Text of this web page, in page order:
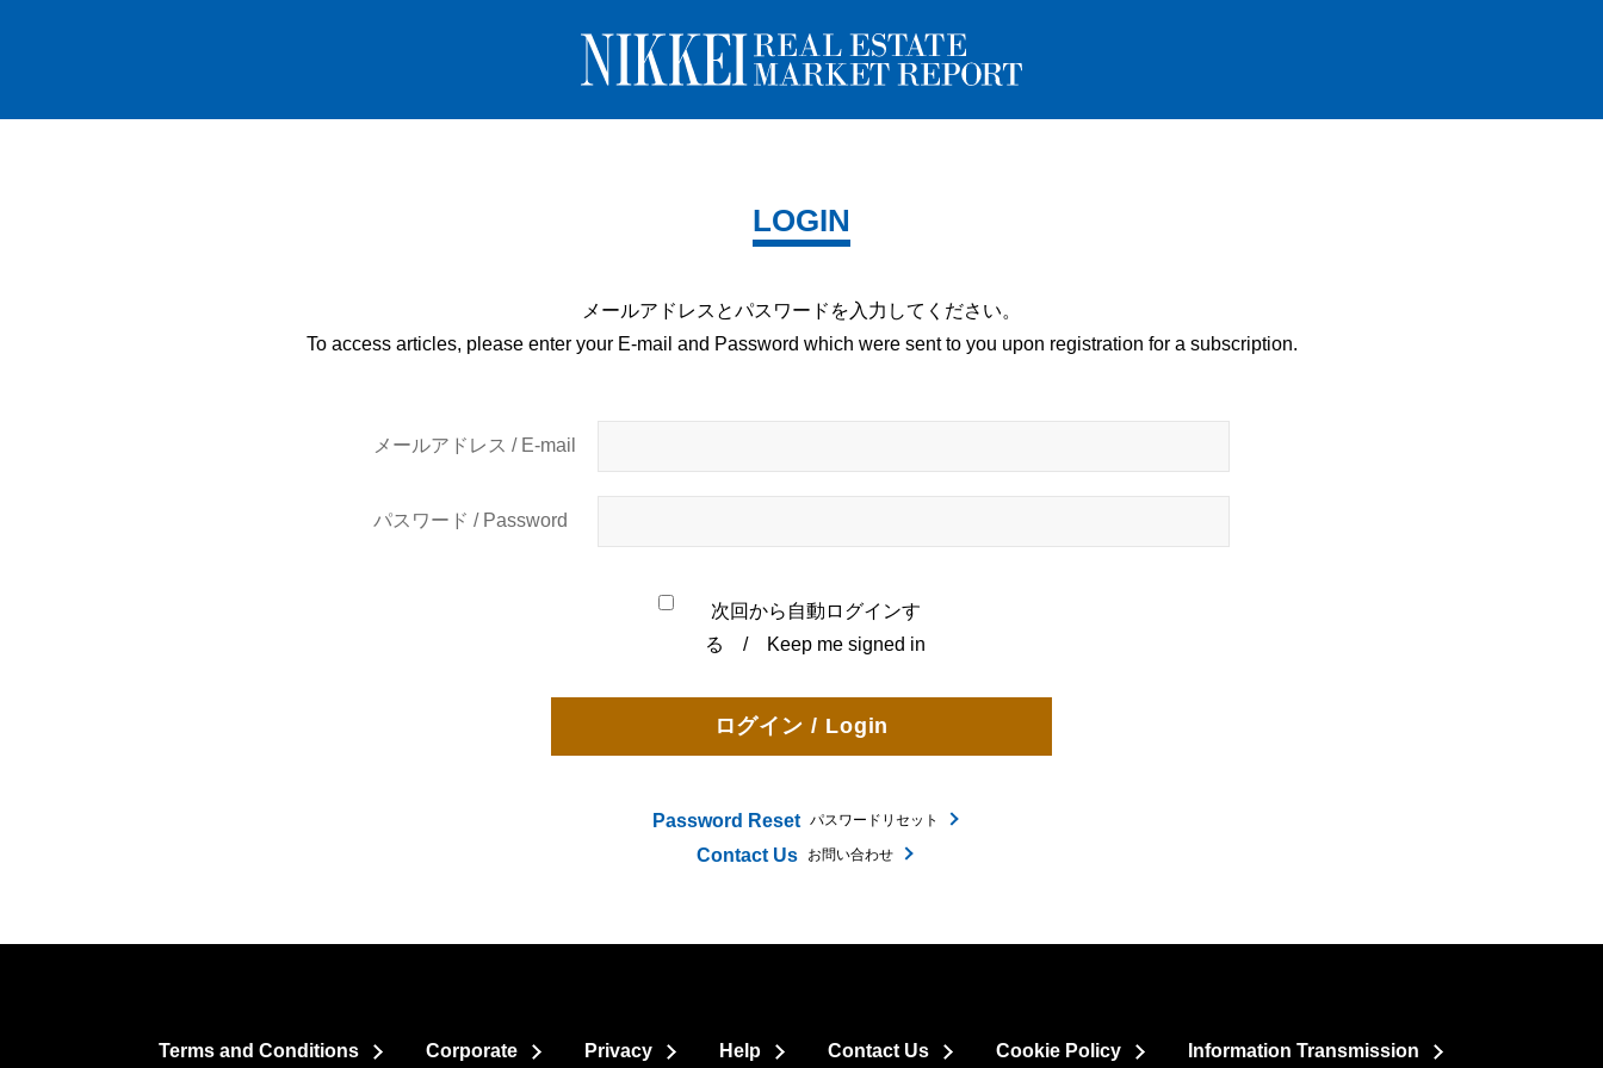
LOGIN
メールアドレスとパスワードを 入力してください。
To access articles, please enter your E-mail and Password which were sent to you upon registration for a subscription.
メールアドレス / E-mail
パスワード / Password
次回から自動ログインす
る / Keep me signed in
Password Reset パスワードリセット
Contact Us お問い合わせ
Terms and Conditions Corporate Privacy Help Contact Us Cookie Policy Information Transmission